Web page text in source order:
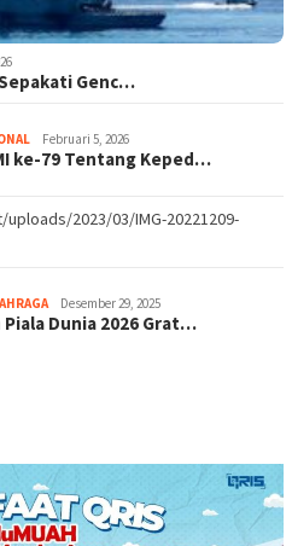
Sepakati Genc…
Februari 5, 2026
ke-79 Tentang Keped…
2023/03/IMG-20221209-
Desember 29, 2025
Piala Dunia 2026 Grat…